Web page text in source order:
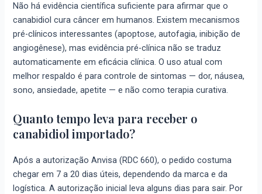
Não há evidência científica suficiente para afirmar que o
canabidiol cura câncer em humanos. Existem mecanismos
pré-clínicos interessantes (apoptose, autofagia, inibição de
angiogênese), mas evidência pré-clínica não se traduz
automaticamente em eficácia clínica. O uso atual com
melhor respaldo é para controle de sintomas — dor, náusea,
sono, ansiedade, apetite — e não como terapia curativa.
Quanto tempo leva para receber o
canabidiol importado?
Após a autorização Anvisa (RDC 660), o pedido costuma
chegar em 7 a 20 dias úteis, dependendo da marca e da
logística. A autorização inicial leva alguns dias para sair. Por